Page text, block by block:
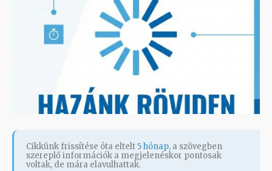
Cikkünk frissítése óta eltelt5 hónap, a szövegben
szereplő információk a megjelenéskor pontosak
voltak, de mára elavulhattak.